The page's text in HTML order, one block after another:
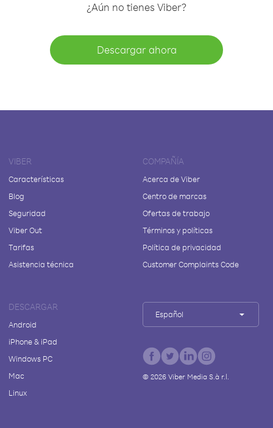
¿Aún no tienes Viber?
Descargar ahora
VIBER
Características
Blog
Seguridad
Viber Out
Tarifas
Asistencia técnica
COMPAÑÍA
Acerca de Viber
Centro de marcas
Ofertas de trabajo
Términos y políticas
Política de privacidad
Customer Complaints Code
DESCARGAR
Android
iPhone & iPad
Windows PC
Mac
Linux
Español
© 2026Viber Media S.à r.l.